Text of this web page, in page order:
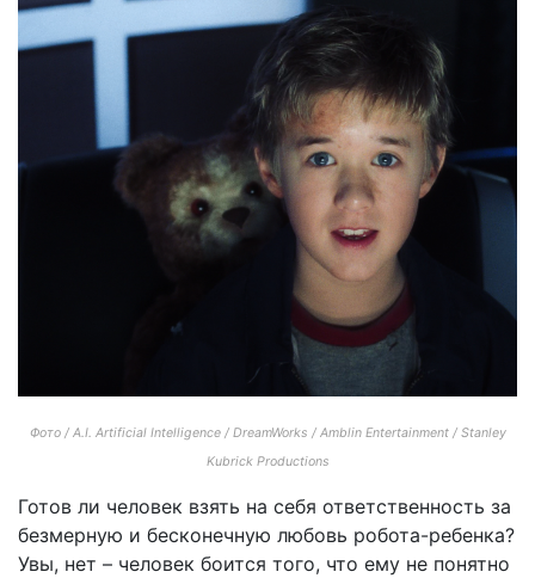
Фото / A.I. Artificial Intelligence / DreamWorks / Amblin Entertainment / Stanley
Kubrick Productions
Готов ли человек взять на себя ответственность за
безмерную и бесконечную любовь робота-ребенка?
Увы, нет – человек боится того, что ему не понятно